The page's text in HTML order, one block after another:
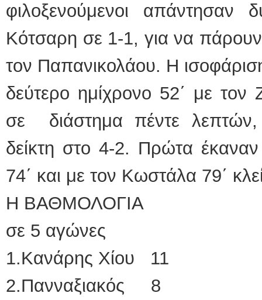
φιλοξενούμενοι
Κότσαρη σε 1-1, για να
τον Παπανικολάου. Η
δεύτερο ημίχρονο 52΄ με
σε διάστημα πέντε
δείκτη στο 4-2. Πρώτα
74΄ και με τον Κωστάλα 79΄
Η ΒΑΘΜΟΛΟΓΙΑ
σε 5 αγώνες
1.Κανάρης Χίου 11
2.Πανναξιακός 8